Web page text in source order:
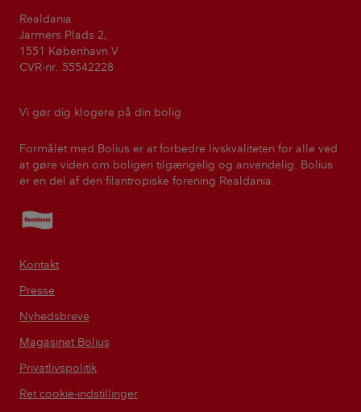
Realdania
Jarmers Plads 2,
1551 København V
CVR-nr. 55542228
Vi gør dig klogere på din bolig
Formålet med Bolius er at forbedre livskvaliteten for alle ved
at gøre viden om boligen tilgængelig og anvendelig. Bolius
er en del af den filantropiske forening Realdania.
Realdania
Kontakt
Presse
Nyhedsbreve
Magasinet Bolius
Privatlivspolitik
Ret cookie-indstillinger